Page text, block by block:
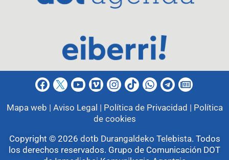
Mapa web | Aviso Legal | Política de Privacidad | Política
de cookies
Copyright © 2026 dotb Durangaldeko Telebista. Todos
los derechos reservados. Grupo de Comunicación DOT